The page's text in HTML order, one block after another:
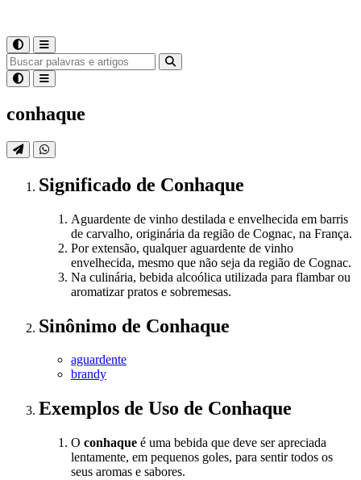
conhaque
Significado de Conhaque
Aguardente de vinho destilada e envelhecida em barris
de carvalho, originária da região de Cognac, na França.
Por extensão, qualquer aguardente de vinho
envelhecida, mesmo que não seja da região de Cognac.
Na culinária, bebida alcoólica utilizada para flambar ou
aromatizar pratos e sobremesas.
Sinônimo de Conhaque
aguardente
brandy
Exemplos de Uso de Conhaque
O conhaque é uma bebida que deve ser apreciada
lentamente, em pequenos goles, para sentir todos os
seus aromas e sabores.